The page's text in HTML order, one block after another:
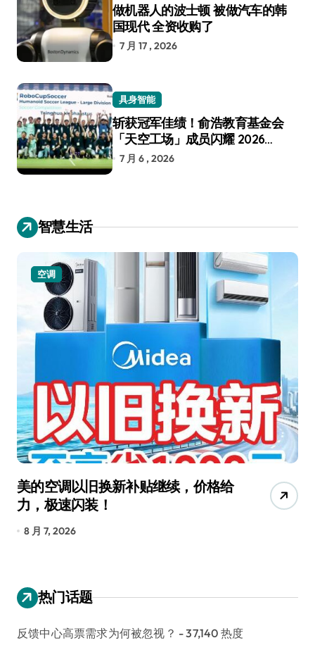
做机器人的波士顿 被做汽车的韩
国现代 全资收购了
7 月 17 , 2026
具身智能
斩获冠军佳绩！俞浩教育基金会
「天空工场」成员闪耀 2026
RoboCup 机器人世界杯
7 月 6 , 2026
智慧生活
空调
美的空调以旧换新补贴继续，价格给
力，极速闪装！
8 月 7, 2026
热门话题
反馈中心高票需求为何被忽视？ - 37,140 热度